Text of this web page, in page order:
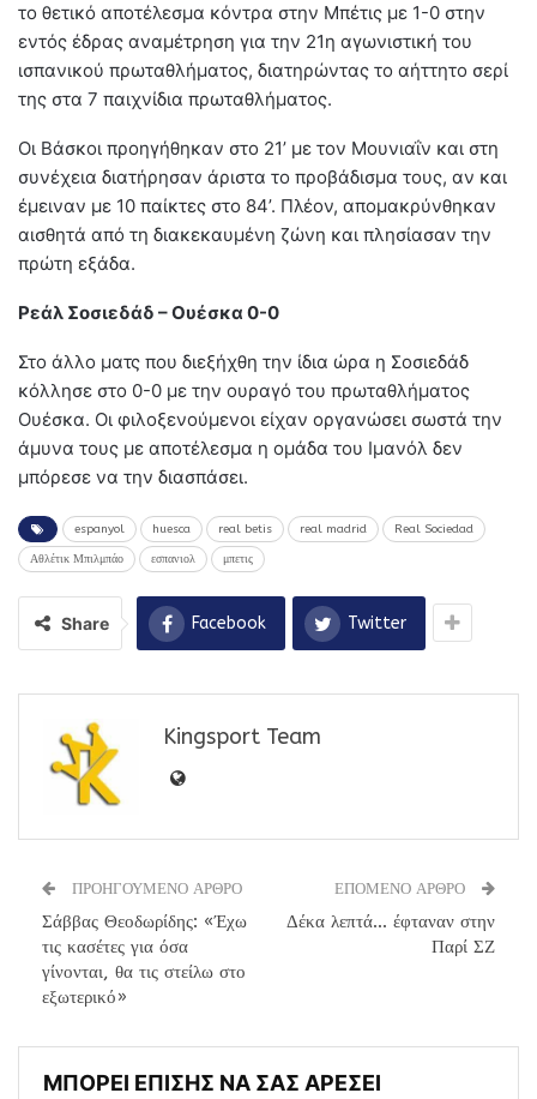
το θετικό αποτέλεσμα κόντρα στην Μπέτις με 1-0 στην
εντός έδρας αναμέτρηση για την 21η αγωνιστική του
ισπανικού πρωταθλήματος, διατηρώντας το αήττητο σερί
της στα 7 παιχνίδια πρωταθλήματος.
Οι Βάσκοι προηγήθηκαν στο 21’ με τον Μουνιαΐν και στη
συνέχεια διατήρησαν άριστα το προβάδισμα τους, αν και
έμειναν με 10 παίκτες στο 84’. Πλέον, απομακρύνθηκαν
αισθητά από τη διακεκαυμένη ζώνη και πλησίασαν την
πρώτη εξάδα.
Ρεάλ Σοσιεδάδ – Ουέσκα 0-0
Στο άλλο ματς που διεξήχθη την ίδια ώρα η Σοσιεδάδ
κόλλησε στο 0-0 με την ουραγό του πρωταθλήματος
Ουέσκα. Οι φιλοξενούμενοι είχαν οργανώσει σωστά την
άμυνα τους με αποτέλεσμα η ομάδα του Ιμανόλ δεν
μπόρεσε να την διασπάσει.
espanyol huesca real betis real madrid Real Sociedad
Αθλέτικ Μπιλμπάο εσπανιολ μπετις
Share Facebook Twitter
Kingsport Team
ΠΡΟΗΓΟΥΜΕΝΟ ΑΡΘΡΟ
Σάββας Θεοδωρίδης: «Έχω
τις κασέτες για όσα
γίνονται, θα τις στείλω στο
εξωτερικό»
ΕΠΟΜΕΝΟ ΑΡΘΡΟ
Δέκα λεπτά… έφταναν στην
Παρί ΣΖ
ΜΠΟΡΕΙ ΕΠΙΣΗΣ ΝΑ ΣΑΣ ΑΡΕΣΕΙ